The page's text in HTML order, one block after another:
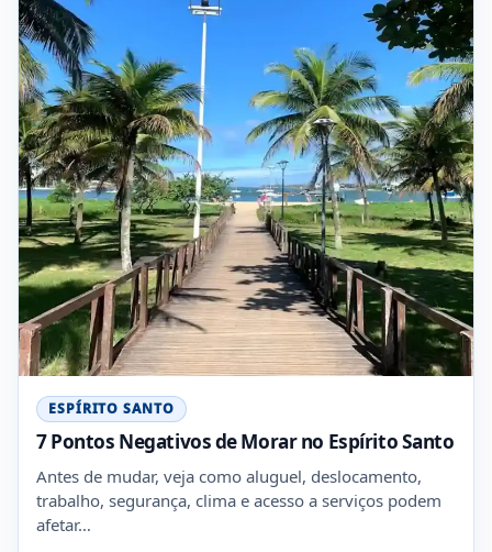
ESPÍRITO SANTO
7 Pontos Negativos de Morar no Espírito Santo
Antes de mudar, veja como aluguel, deslocamento,
trabalho, segurança, clima e acesso a serviços podem
afetar…